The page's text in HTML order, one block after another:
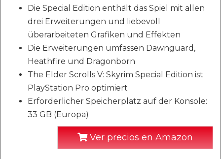
Die Special Edition enthält das Spiel mit allen
drei Erweiterungen und liebevoll
überarbeiteten Grafiken und Effekten
Die Erweiterungen umfassen Dawnguard,
Heathfire und Dragonborn
The Elder Scrolls V: Skyrim Special Edition ist
PlayStation Pro optimiert
Erforderlicher Speicherplatz auf der Konsole:
33 GB (Europa)
Ver precios en Amazon